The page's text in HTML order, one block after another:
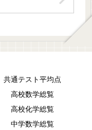
共通テスト平均点
高校数学総覧
高校化学総覧
中学数学総覧